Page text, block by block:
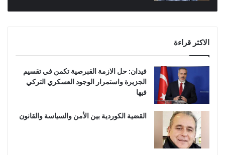
الاكثر قراءة
فيدان: حل الازمة القبرصية تكمن في تقسيم
الجزيرة واستمرار الوجود العسكري التركي
فيها
القضية الكوردية بين الأمن والسياسة والقانون